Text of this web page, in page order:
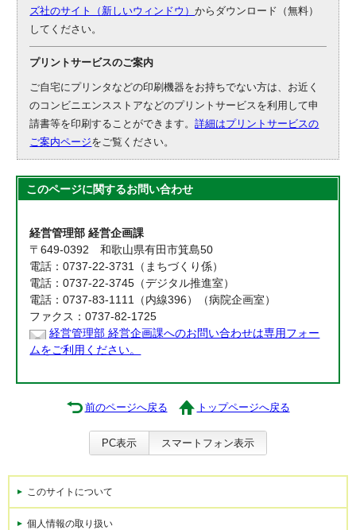
ズ社のサイト（新しいウィンドウ）からダウンロード（無料）
してください。
プリントサービスのご案内
ご自宅にプリンタなどの印刷機器をお持ちでない方は、お近く
のコンビニエンスストアなどのプリントサービスを利用して申
請書等を印刷することができます。詳細はプリントサービスの
ご案内ページをご覧ください。
このページに関するお問い合わせ
経営管理部 経営企画課
〒649-0392 和歌山県有田市箕島50
電話：0737-22-3731（まちづくり係）
電話：0737-22-3745（デジタル推進室）
電話：0737-83-1111（内線396）（病院企画室）
ファクス：0737-82-1725
経営管理部 経営企画課へのお問い合わせは専用フォー
ムをご利用ください。
前のページへ戻る トップページへ戻る
PC表示 スマートフォン表示
このサイトについて
個人情報の取り扱い